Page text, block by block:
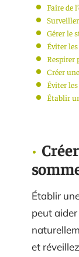
Faire de
Gérer le
Éviter
Respirer
Créer
Éviter
Établir
Établir
peut
et